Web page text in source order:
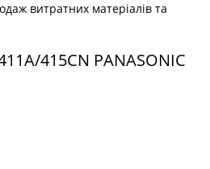
витратних матеріалів та
415CN PANASONIC